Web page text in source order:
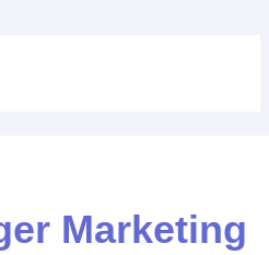
Marketing